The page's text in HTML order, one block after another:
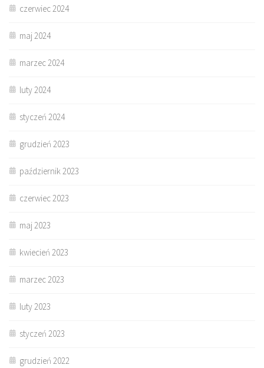
czerwiec 2024
maj 2024
marzec 2024
luty 2024
styczeń 2024
grudzień 2023
październik 2023
czerwiec 2023
maj 2023
kwiecień 2023
marzec 2023
luty 2023
styczeń 2023
grudzień 2022